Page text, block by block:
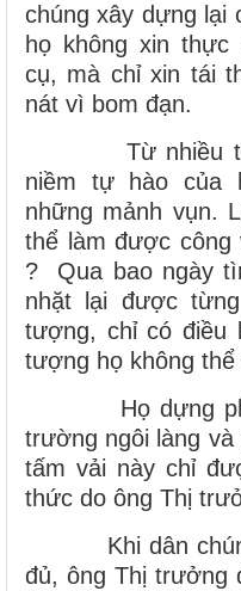
chúng xây dựng lại
họ không xin thực
cụ, mà chỉ xin tái
nát vì bom đạn.
Từ nhiều thế
niềm tự hào của
những mảnh vụn.
thể làm được công
? Qua bao ngày
nhặt lại được
tượng, chỉ có điều
tượng họ không thể
Họ dựng pho
trường ngôi làng và
tấm vải này chỉ
thức do ông Thị
Khi dân chúng
đủ, ông Thị trưởng